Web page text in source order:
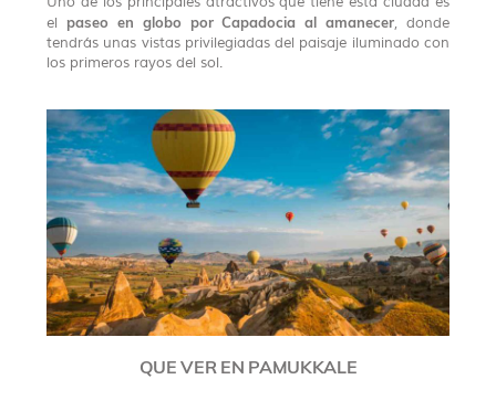
el paseo en globo por Capadocia al amanecer, donde
tendrás unas vistas privilegiadas del paisaje iluminado con
los primeros rayos del sol.
QUE VER EN PAMUKKALE